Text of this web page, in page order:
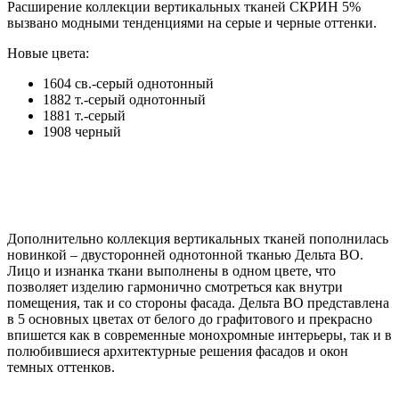
Расширение коллекции вертикальных тканей СКРИН 5%
вызвано модными тенденциями на серые и черные оттенки.
Новые цвета:
1604 св.-серый однотонный
1882 т.-серый однотонный
1881 т.-серый
1908 черный
Дополнительно коллекция вертикальных тканей пополнилась
новинкой – двусторонней однотонной тканью Дельта BO.
Лицо и изнанка ткани выполнены в одном цвете, что
позволяет изделию гармонично смотреться как внутри
помещения, так и со стороны фасада. Дельта BO представлена
в 5 основных цветах от белого до графитового и прекрасно
впишется как в современные монохромные интерьеры, так и в
полюбившиеся архитектурные решения фасадов и окон
темных оттенков.